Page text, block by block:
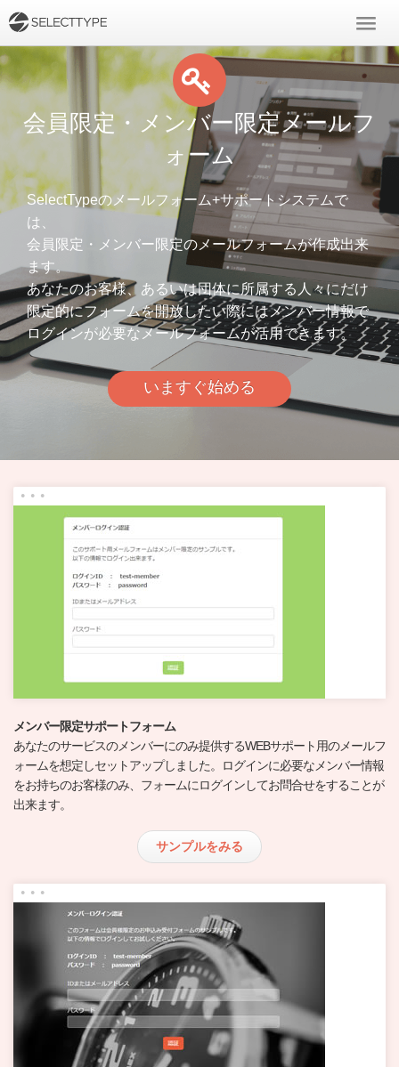
会員限定・メンバー限定メールフ
ォーム
SelectTypeのメールフォーム+サポートシステムで
は、
会員限定・メンバー限定のメールフォームが作成出来
ます。
あなたのお客様、あるいは団体に所属する人々にだけ
限定的にフォームを開放したい際にはメンバー情報で
ログインが必要なメールフォームが活用できます。
いますぐ始める
メンバー限定サポートフォーム
あなたのサービスのメンバーにのみ提供するWEBサポート用のメールフ
ォームを想定しセットアップしました。ログインに必要なメンバー情報
をお持ちのお客様のみ、フォームにログインしてお問合せをすることが
出来ます。
サンプルをみる